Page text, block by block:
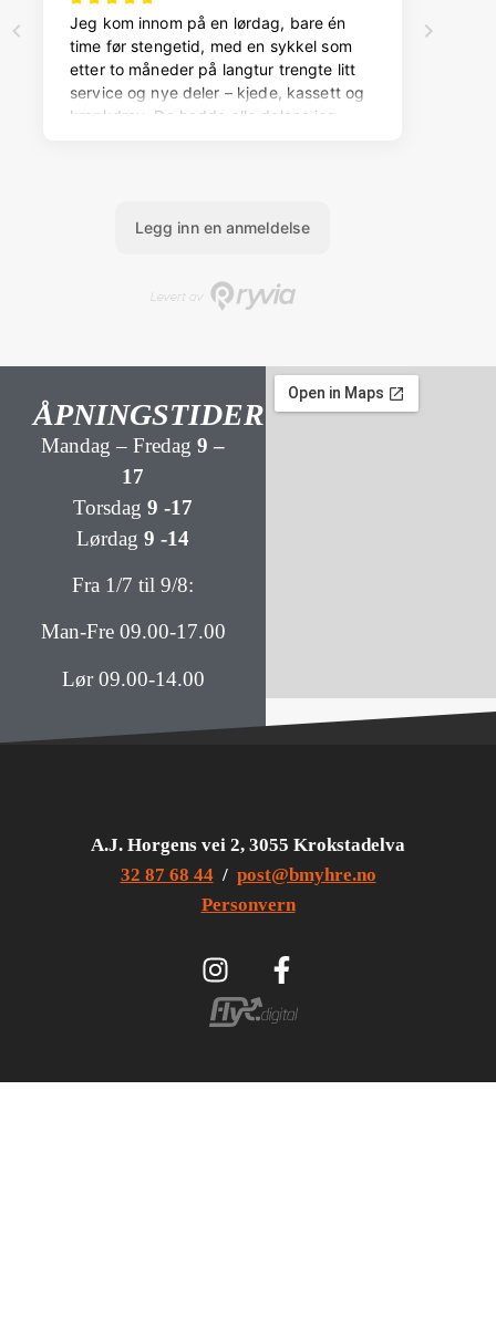
ÅPNINGSTIDER
Mandag – Fredag9 –
17
Torsdag9 -17
Lørdag9 -14
Fra 1/7 til 9/8:
Man-Fre 09.00-17.00
Lør 09.00-14.00
A.J. Horgens vei 2, 3055 Krokstadelva
32 87 68 44/ post@bmyhre.no
Personvern